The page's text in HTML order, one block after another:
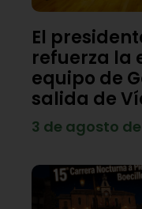
El
refuerza la
equipo de
salida de
3 de agosto